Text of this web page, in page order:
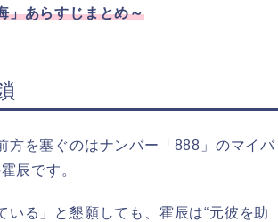
」あらすじまとめ～
方を塞ぐのはナンバー「888」のマイバ
辰です。
る」と懇願しても、霍辰は“元彼を助